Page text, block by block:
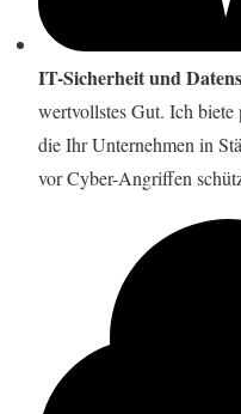
IT-Sicherheit und
wertvollstes Gut. Ich biete
die Ihr Unternehmen in
vor Cyber-Angriffen